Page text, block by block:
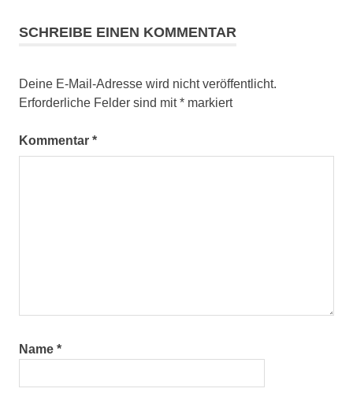
SCHREIBE EINEN KOMMENTAR
Deine E-Mail-Adresse wird nicht veröffentlicht.
Erforderliche Felder sind mit* markiert
Kommentar *
Name *